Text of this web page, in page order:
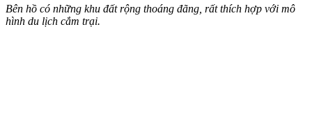
Bên hồ có những khu đất rộng thoáng đãng, rất thích hợp với mô
hình du lịch cắm trại.